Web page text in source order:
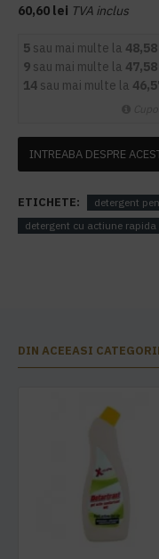
60,60 lei TVA inclus
5 sau mai multe la
9 sau mai multe la
14 sau mai multe la
INTREABA DESPRE
ETICHETE: detergent
detergent cu actiune rapida
DIN ACEEASI